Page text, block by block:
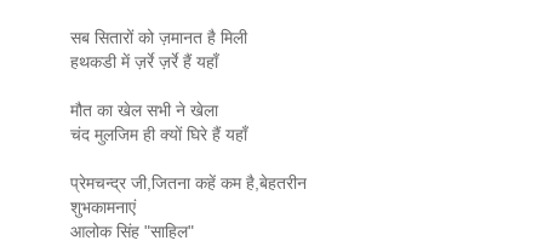
सब सितारों को ज़मानत है मिली
हथकडी में ज़र्रे ज़र्रे हैं यहाँ
मौत का खेल सभी ने खेला
चंद मुलजिम ही क्यों घिरे हैं यहाँ
प्रेमचन्द्र जी,जितना कहें कम है,बेहतरीन
शुभकामनाएं
आलोक सिंह "साहिल"